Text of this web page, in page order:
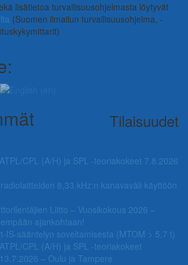
lisätietoa turvallisuusohjelmasta löytyvät
(Suomen ilmailun turvallisuusohjelma, -
Tilaisuudet
CPL (A/H) ja SPL -teoriakokeet 7.8.2026
8,33 kHz:n kanavaväli käyttöön
Liitto – Vuosikokous 2026 –
ajankohtaan!
soveltamisesta (MTOM > 5,7 t)
CPL (A/H) ja SPL -teoriakokeet
– Oulu ja Tampere